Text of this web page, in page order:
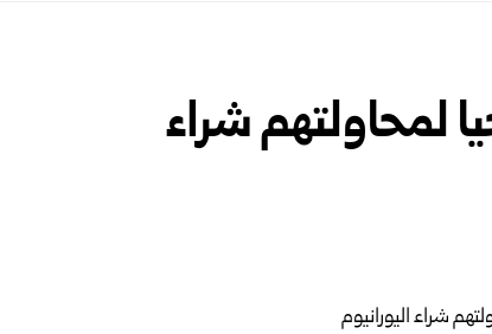
لمحاولتهم شراء